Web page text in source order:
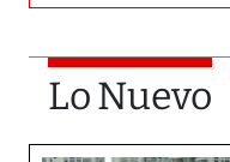
Lo Nuevo